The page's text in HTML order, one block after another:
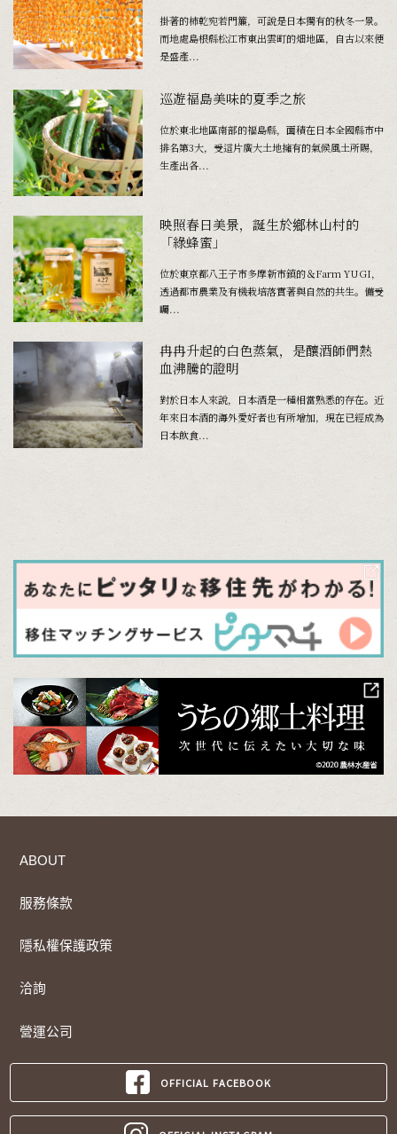
掛著的柿乾宛若門簾，可說是日本獨有的秋冬一景。
而地處島根縣松江市東出雲町的畑地區，自古以來便
是盛產...
巡遊福島美味的夏季之旅
位於東北地區南部的福島縣，面積在日本全國縣市中
排名第3大，受這片廣大土地擁有的氣候風土所賜，
生產出各...
映照春日美景，誕生於鄉林山村的
「綠蜂蜜」
位於東京都八王子市多摩新市鎮的＆Farm YUGI，
透過都市農業及有機栽培落實著與自然的共生。備受
矚...
冉冉升起的白色蒸氣，是釀酒師們熱
血沸騰的證明
對於日本人來說，日本酒是一種相當熟悉的存在。近
年來日本酒的海外愛好者也有所增加，現在已經成為
日本飲食...
ABOUT
服務條款
隱私權保護政策
洽詢
營運公司
OFFICIAL FACEBOOK